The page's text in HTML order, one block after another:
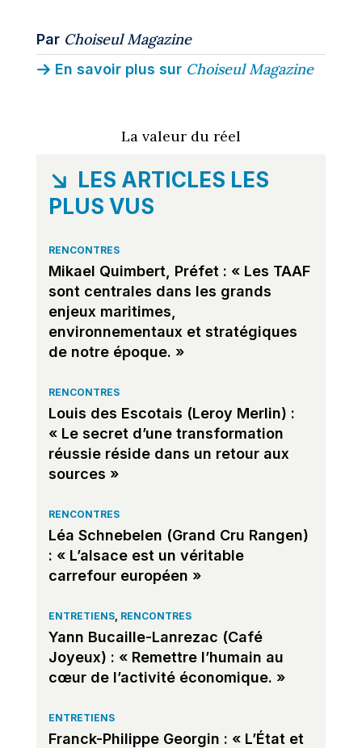
Par Choiseul Magazine
En savoir plus sur Choiseul Magazine
La valeur du réel
LES ARTICLES LES
PLUS VUS
RENCONTRES
Mikael Quimbert, Préfet : « Les TAAF
sont centrales dans les grands
enjeux maritimes,
environnementaux et stratégiques
de notre époque. »
RENCONTRES
Louis des Escotais (Leroy Merlin) :
« Le secret d’une transformation
réussie réside dans un retour aux
sources »
RENCONTRES
Léa Schnebelen (Grand Cru Rangen)
: « L’alsace est un véritable
carrefour européen »
ENTRETIENS, RENCONTRES
Yann Bucaille-Lanrezac (Café
Joyeux) : « Remettre l’humain au
cœur de l’activité économique. »
ENTRETIENS
Franck-Philippe Georgin : « L’État et